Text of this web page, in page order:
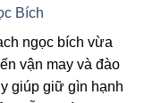
Bích
ngọc bích vừa
vận may và đào
giúp giữ gìn hạnh